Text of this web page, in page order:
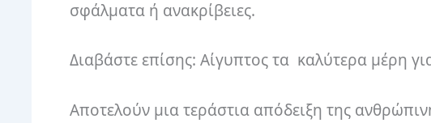
σφάλματα ή ανακρίβειες.
Διαβάστε επίσης: Αίγυπτος τα καλύτερα μέρη
Αποτελούν μια τεράστια απόδειξη της